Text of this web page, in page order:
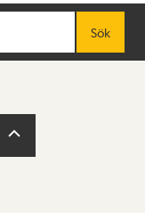
Sök